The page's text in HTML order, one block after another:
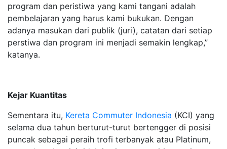
program dan peristiwa yang kami tangani adalah
pembelajaran yang harus kami bukukan. Dengan
adanya masukan dari publik (juri), catatan dari setiap
perstiwa dan program ini menjadi semakin lengkap,”
katanya.
Kejar Kuantitas
Sementara itu, Kereta Commuter Indonesia (KCI) yang
selama dua tahun berturut-turut bertengger di posisi
puncak sebagai peraih trofi terbanyak atau Platinum,